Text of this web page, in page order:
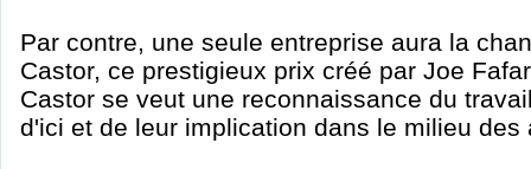
Par contre, une seule entreprise aura la
Castor, ce prestigieux prix créé par Joe
Castor se veut une reconnaissance du
d'ici et de leur implication dans le milieu des